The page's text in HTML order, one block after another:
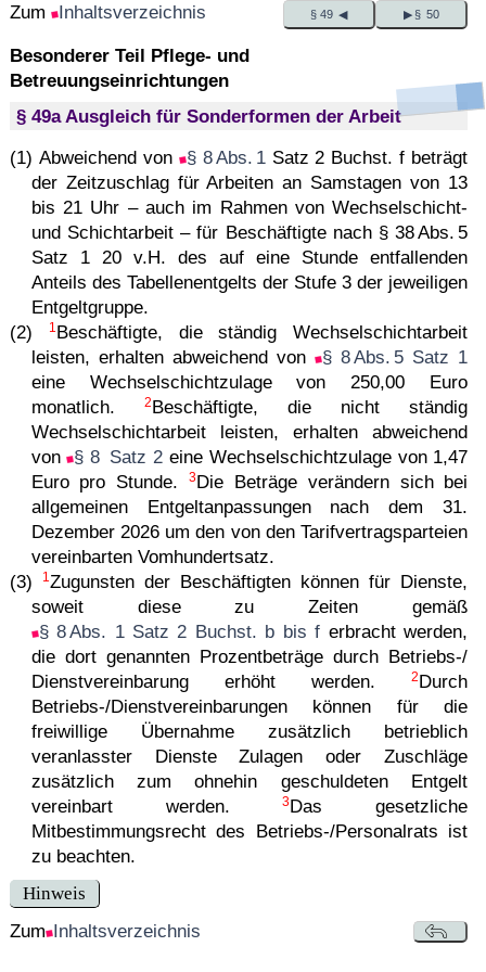
Zum Inhaltsverzeichnis § 49 ◀ ▶ § 50
Besonderer Teil Pflege- und
Betreuungseinrichtungen
§ 49a Ausgleich für Sonderformen der Arbeit
(1) Abweichend von
§ 8 Abs. 1Satz 2 Buchst. f beträgt
der Zeitzuschlag für Arbeiten an Samstagen von 13
bis 21 Uhr – auch im Rahmen von Wechselschicht-
und Schichtarbeit – für Beschäftigte nach § 38 Abs. 5
Satz 1 20 v.H. des auf eine Stunde entfallenden
Anteils des Tabellenentgelts der Stufe 3 der jeweiligen
Entgeltgruppe.
(2)
1 Beschäftigte, die ständig Wechselschichtarbeit
leisten, erhalten abweichend von § 8 Abs. 5 Satz 1
eine Wechselschichtzulage von 250,00 Euro
monatlich.
2Beschäftigte, die nicht ständig
Wechselschichtarbeit leisten, erhalten abweichend
von § 8 Satz 2 eine Wechselschichtzulage von 1,47
Euro pro Stunde.3Die Beträge verändern sich bei
allgemeinen Entgeltanpassungen nach dem 31.
Dezember 2026 um den von den Tarifvertragsparteien
vereinbarten Vomhundertsatz.
(3)
1 Zugunsten der Beschäftigten können für Dienste,
soweit diese zu Zeiten gemäß
§ 8 Abs. 1 Satz 2 Buchst. b bis f erbracht werden,
die dort genannten Prozentbeträge durch Betriebs-/
Dienst­ver­ein­ba­rung erhöht werden.2Durch
Betriebs-/Dienst­ver­ein­ba­rungen können für die
freiwillige Übernahme zusätzlich betrieblich
veranlasster Dienste Zulagen oder Zuschläge
zusätzlich zum ohnehin geschuldeten Entgelt
vereinbart werden.3Das gesetzliche
Mitbestimmungsrecht des Betriebs-/Personalrats ist
zu beachten.
Hinweis
Zum Inhaltsverzeichnis